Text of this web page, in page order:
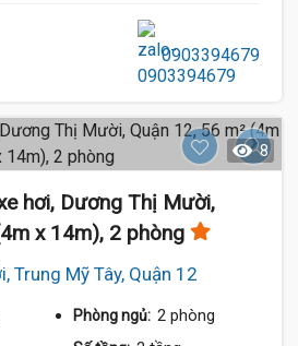
0903394679
8
hơi, Dương Thị Mười,
x 14m), 2 phòng
Trung Mỹ Tây, Quận 12
Phòng ngủ: 2 phòng